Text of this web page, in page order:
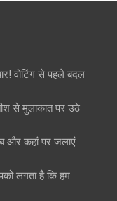
वोटिंग से पहले बदल
से मुलाकात पर उठे
कहां पर जलाएं
लगता है कि हम